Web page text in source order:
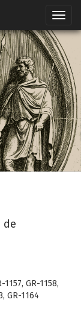
de
1157, GR-1158,
GR-1164